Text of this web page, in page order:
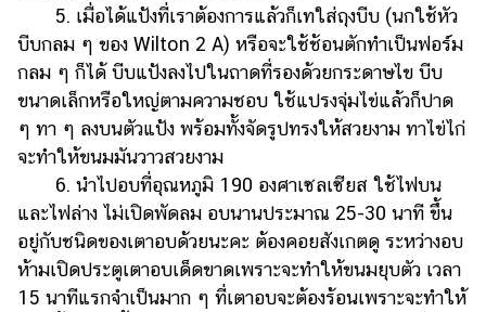
5. เมื่อได้แป้งที่เราต้องการแล้วก็เทใส่ถุงบีบ (นกใช้หัว
บีบกลม ๆ ของ Wilton 2 A) หรือจะใช้ช้อนตักทำเป็นฟอร์ม
กลม ๆ ก็ได้ บีบแป้งลงไปในถาดที่รองด้วยกระดาษไข บีบ
ขนาดเล็กหรือใหญ่ตามความชอบ ใช้แปรงจุ่มไข่แล้วก็ปาด
ๆ ทา ๆ ลงบนตัวแป้ง พร้อมทั้งจัดรูปทรงให้สวยงาม ทาไข่ไก่
จะทำให้ขนมมันวาวสวยงาม
6. นำไปอบที่อุณหภูมิ 190 องศาเซลเซียส ใช้ไฟบน
และไฟล่าง ไม่เปิดพัดลม อบนานประมาณ 25-30 นาที ขึ้น
อยู่กับชนิดของเตาอบด้วยนะคะ ต้องคอยสังเกตดู ระหว่างอบ
ห้ามเปิดประตูเตาอบเด็ดขาดเพราะจะทำให้ขนมยุบตัว เวลา
15 นาทีแรกจำเป็นมาก ๆ ที่เตาอบจะต้องร้อนเพราะจะทำให้